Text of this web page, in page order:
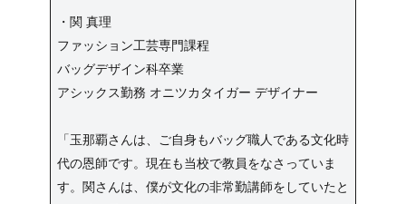
・関 真理
ファッション工芸専門課程
バッグデザイン科卒業
アシックス勤務 オニツカタイガー デザイナー
「玉那覇さんは、ご自身もバッグ職人である文化時
代の恩師です。現在も当校で教員をなさっていま
す。関さんは、僕が文化の非常勤講師をしていたと